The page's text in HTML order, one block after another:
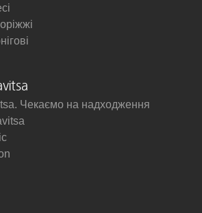
Чекаємо на надходження